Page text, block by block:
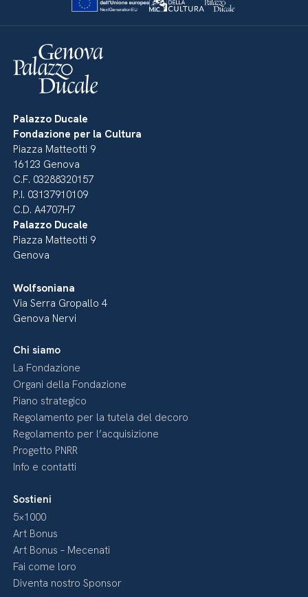
Palazzo Ducale
Fondazione per la Cultura
Piazza Matteotti 9
16123 Genova
C.F. 03288320157
P.I. 03137910109
C.D. A4707H7
Palazzo Ducale
Piazza Matteotti 9
Genova
Wolfsoniana
Via Serra Gropallo 4
Genova Nervi
Chi siamo
La Fondazione
Organi della Fondazione
Piano strategico
Regolamento per la tutela del decoro
Regolamento per l’acquisizione
Progetto PNRR
Info e contatti
Sostieni
5×1000
Art Bonus
Art Bonus – Mecenati
Fai come loro
Diventa nostro Sponsor